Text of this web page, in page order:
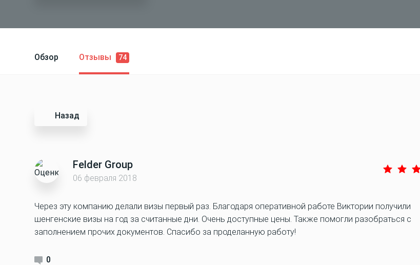
Обзор Отзывы 74
Назад
Felder Group
06 февраля 2018
Через эту компанию делали визы первый раз. Благодаря оперативной работе Виктории получили
шенгенские визы на год за считанные дни. Очень доступные цены. Также помогли разобраться с
заполнением прочих документов. Спасибо за проделанную работу!
0